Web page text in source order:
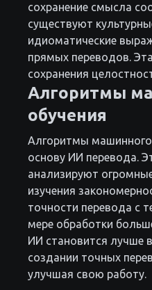
сохранение смысла
существуют
идиоматические
прямых переводов.
сохранения
Алгоритмы
обучения
Алгоритмы
основу ИИ перевода.
анализируют
изучения
точности перевода с
мере обработки
ИИ становится лучше
создании точных
улучшая свою работу.